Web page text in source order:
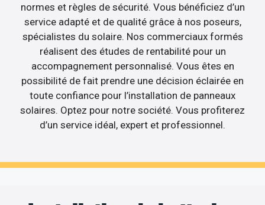
normes et règles de sécurité. Vous bénéficiez d’un
service adapté et de qualité grâce à nos poseurs,
spécialistes du solaire. Nos commerciaux formés
réalisent des études de rentabilité pour un
accompagnement personnalisé. Vous êtes en
possibilité de fait prendre une décision éclairée en
toute confiance pour l’installation de panneaux
solaires. Optez pour notre société. Vous profiterez
d’un service idéal, expert et professionnel.